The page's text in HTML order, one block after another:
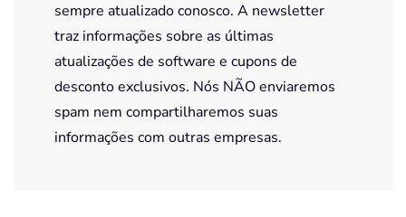
sempre atualizado conosco. A newsletter
traz informações sobre as últimas
atualizações de software e cupons de
desconto exclusivos. Nós NÃO enviaremos
spam nem compartilharemos suas
informações com outras empresas.